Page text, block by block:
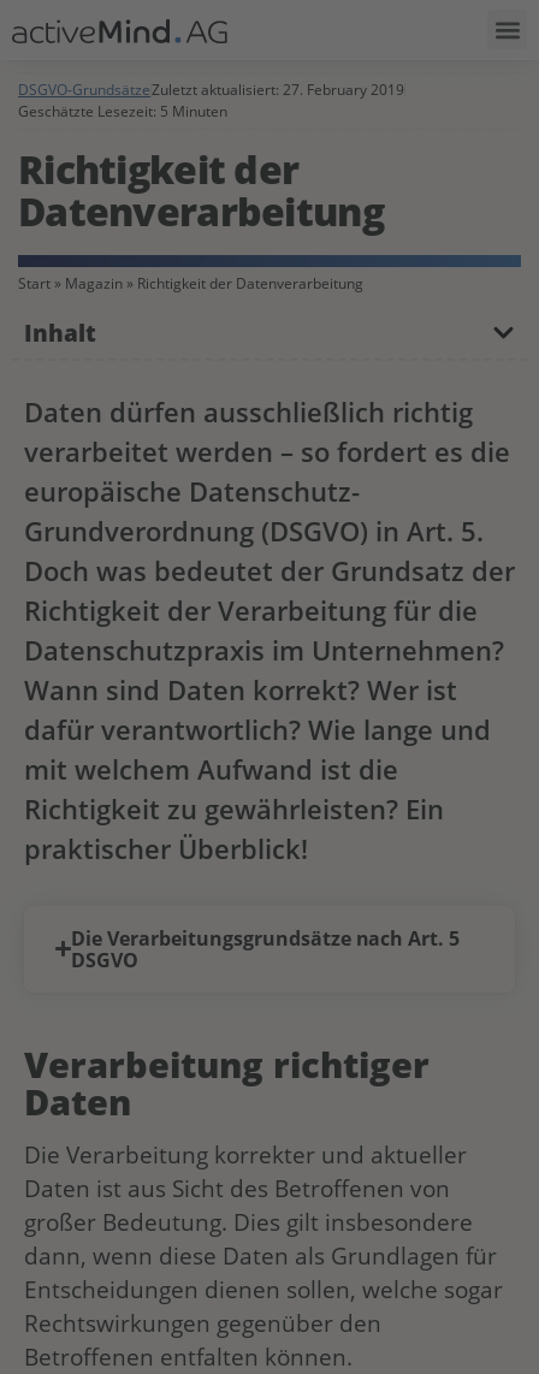
DSGVO-GrundsätzeZuletzt aktualisiert: 27. February 2019
Geschätzte Lesezeit: 5 Minuten
Richtigkeit der
Datenverarbeitung
Start » Magazin » Richtigkeit der Datenverarbeitung
Inhalt
Daten dürfen ausschließlich richtig
verarbeitet werden – so fordert es die
europäische Datenschutz-
Grundverordnung (DSGVO) in Art. 5.
Doch was bedeutet der Grundsatz der
Richtigkeit der Verarbeitung für die
Datenschutzpraxis im Unternehmen?
Wann sind Daten korrekt? Wer ist
dafür verantwortlich? Wie lange und
mit welchem Aufwand ist die
Richtigkeit zu gewährleisten? Ein
praktischer Überblick!
Die Verarbeitungsgrundsätze nach Art. 5
DSGVO
Verarbeitung richtiger
Daten
Die Verarbeitung korrekter und aktueller
Daten ist aus Sicht des Betroffenen von
großer Bedeutung. Dies gilt insbesondere
dann, wenn diese Daten als Grundlagen für
Entscheidungen dienen sollen, welche sogar
Rechtswirkungen gegenüber den
Betroffenen entfalten können.